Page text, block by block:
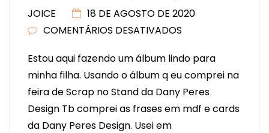
JOICE
18 DE AGOSTO DE 2020
COMENTÁRIOS DESATIVADOS
BOARD
E
PIRÓGRAFO
WE
Estou aqui fazendo um álbum lindo para
minha filha. Usando o álbum q eu comprei na
feira de Scrap no Stand da Dany Peres
Design Tb comprei as frases em mdf e cards
da Dany Peres Design. Usei em